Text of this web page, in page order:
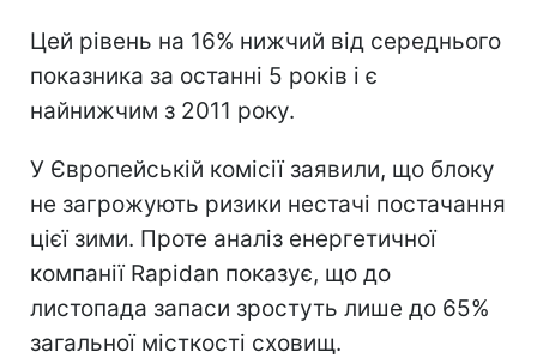
Цей рівень на 16% нижчий від середнього
показника за останні 5 років і є
найнижчим з 2011 року.
У Європейській комісії заявили, що блоку
не загрожують ризики нестачі постачання
цієї зими. Проте аналіз енергетичної
компанії Rapidan показує, що до
листопада запаси зростуть лише до 65%
загальної місткості сховищ.